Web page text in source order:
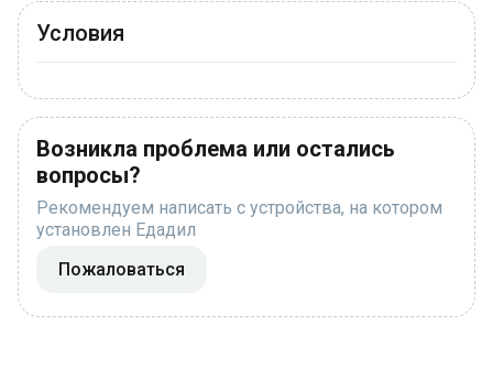
Условия
Возникла проблема или остались
вопросы?
Рекомендуем написать с устройства, на котором
установлен Едадил
Пожаловаться